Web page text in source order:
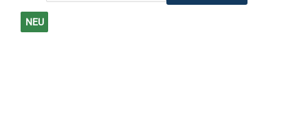
Fibre
Mood
NEU
NEU
NEU